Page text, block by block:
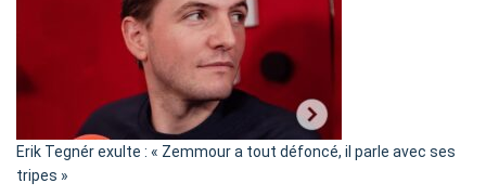
secrète
«
C’est
Erik Tegnér exulte : « Zemmour a tout défoncé, il parle avec ses
tripes »